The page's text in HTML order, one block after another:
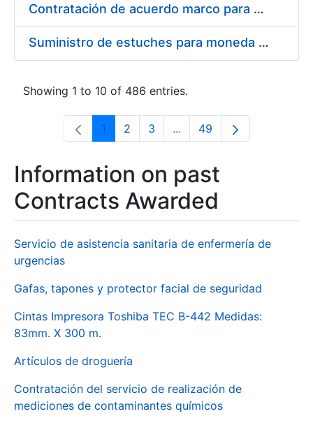
Contratación de acuerdo marco para el Suministro de Material de Electricidad para la Fábrica Nacional de Moneda y Timbre-Real Casa de la Moneda en su centro de trabajo de Burgos
Suministro de estuches para moneda de 30 €
Showing 1 to 10 of 486 entries.
Page
1 Page
2 Page
3 ...Intermediate Pages Use
Page
49
Information on past
Contracts Awarded
Servicio de asistencia sanitaria de enfermería de
urgencias
Gafas, tapones y protector facial de seguridad
Cintas Impresora Toshiba TEC B-442 Medidas:
83mm. X 300 m.
Artículos de droguería
Contratación del servicio de realización de
mediciones de contaminantes químicos